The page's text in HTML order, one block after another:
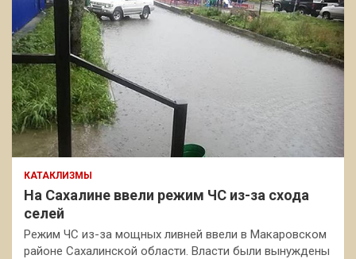
КАТАКЛИЗМЫ
На Сахалине ввели режим ЧС из-за схода
селей
Режим ЧС из-за мощных ливней ввели в Макаровском
районе Сахалинской области. Власти были вынуждены